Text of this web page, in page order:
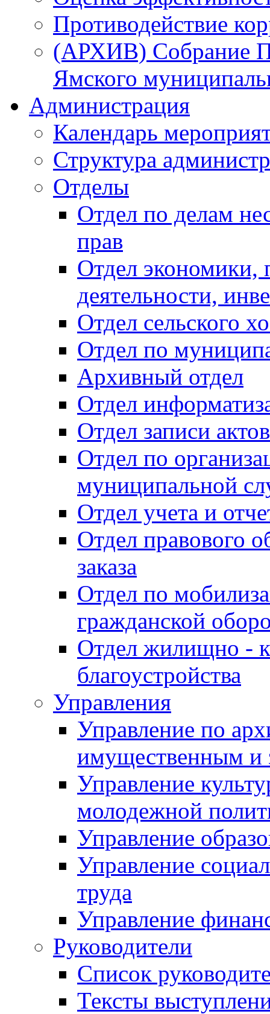
Противодействие
(АРХИВ) Собрание
Ямского
Администрация
Календарь
Структура
Отделы
Отдел по делам
прав
Отдел экономики,
деятельности,
Отдел сельского
Отдел по
Архивный отдел
Отдел
Отдел записи
Отдел по
муниципальной
Отдел учета и
Отдел правового
заказа
Отдел по
гражданской
Отдел жилищно -
благоустройства
Управления
Управление по
имущественным и
Управление
молодежной
Управление
Управление
труда
Управление
Руководители
Список
Тексты